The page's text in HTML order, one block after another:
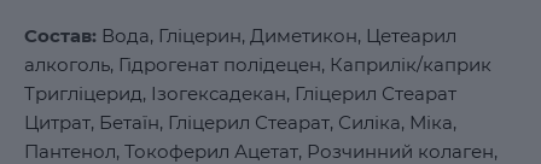
Состав: Вода, Гліцерин, Диметикон, Цетеарил
алкоголь, Гідрогенат полідецен, Каприлік/каприк
Тригліцерид, Ізогексадекан, Гліцерил Стеарат
Цитрат, Бетаїн, Гліцерил Стеарат, Силіка, Міка,
Пантенол, Токоферил Ацетат, Розчинний колаген,